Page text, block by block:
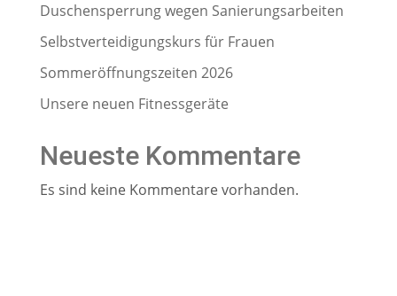
Duschensperrung wegen Sanierungsarbeiten
Selbstverteidigungskurs für Frauen
Sommeröffnungszeiten 2026
Unsere neuen Fitnessgeräte
Neueste Kommentare
Es sind keine Kommentare vorhanden.